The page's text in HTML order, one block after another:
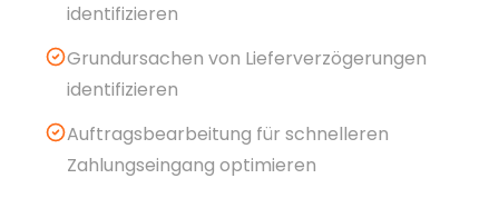
identifizieren
Grundursachen von Lieferverzögerungen
identifizieren
Auftragsbearbeitung für schnelleren
Zahlungseingang optimieren